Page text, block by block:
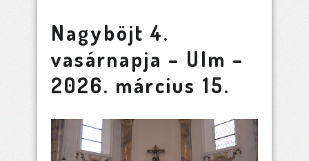
Nagyböjt 4.
vasárnapja – Ulm –
2026. március 15.